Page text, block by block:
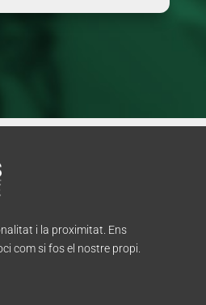
i la proximitat. Ens
com si fos el nostre propi.